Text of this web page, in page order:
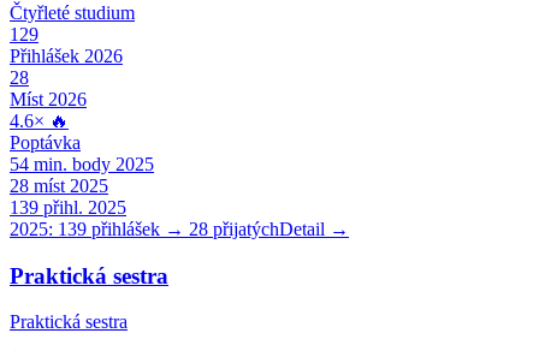
Čtyřleté studium
129
Přihlášek 2026
28
Míst 2026
4.6× 🔥
Poptávka
54 min. body 2025
28 míst 2025
139 přihl. 2025
2025: 139 přihlášek → 28 přijatýchDetail →
Praktická sestra
Praktická sestra